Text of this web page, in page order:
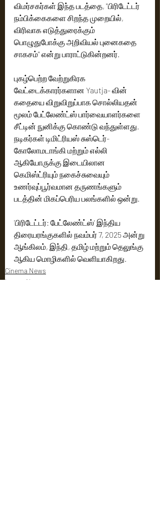
விமர்சகர்கள் இந்த படத்தை, "பிரிடேட்டர்
நம்பிக்கைகளை சிறந்த முறையில்,
விரிவாக எடுத்துரைக்கும்
பொழுதுபோக்கு அறிவியல் புனைகதை
சாகசம்" என்று பாராட்டுகின்றனர்.
புகழ்பெற்ற வேற்றுகிரக
வேட்டைக்காரர்களான Yautja- வின்
கதையை விறுவிறுப்பாக சொல்லியதன்
மூலம் பேட்லேண்ட்ஸ் பார்வையாளர்களை
சீட்டின் நுனிக்கு கொண்டு வந்துள்ளது.
நடிகர்கள் டிமிட்ரியஸ் சுஸ்டெர்-
கோலோமடாங்கி மற்றும் எல்லி
ஆகியோருக்கு இடையிலான
கெமிஸ்ட்ரியும் நகைச்சுவையும்
உணர்வுப்பூர்வமான தருணங்களும்
படத்தின் மிகப்பெரிய பலங்களில் ஒன்று.
'பிரிடேட்டர்: பேட்லேண்ட்ஸ்' இந்திய
திரையரங்குகளில் நவம்பர் 7, 2025 அன்று
ஆங்கிலம், இந்தி, தமிழ் மற்றும் தெலுங்கு
ஆகிய மொழிகளில் வெளியாகிறது.
Cinema News
Latest News